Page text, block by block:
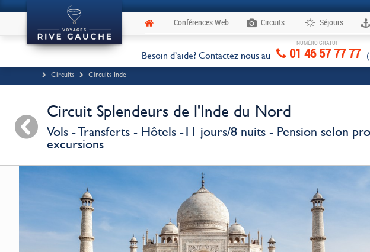
Circuits Circuits Inde
Circuit Splendeurs de l'Inde du Nord
Vols - Transferts - Hôtels -11 jours/8 nuits - Pension selon
excursions
Conférences Web Circuits Séjours
Besoin d’aide? Contactez nous au
NUMÉRO GRATUIT
01 46 57 77 77